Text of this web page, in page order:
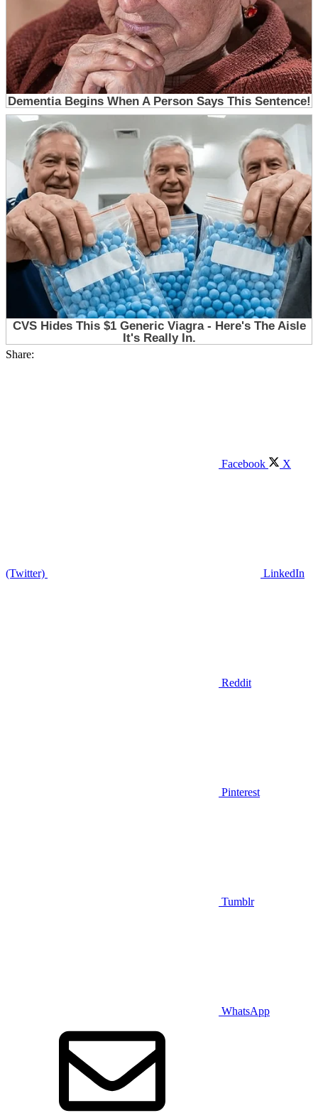
Share:
Facebook X
(Twitter) LinkedIn
Reddit
Pinterest
Tumblr
WhatsApp